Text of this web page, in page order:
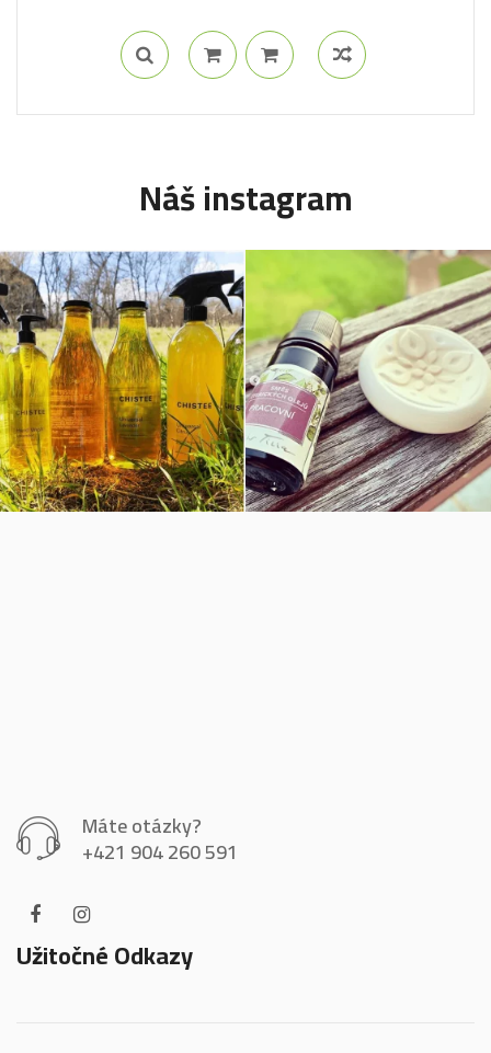
Náš instagram
Máte otázky?
+421 904 260 591
Užitočné Odkazy